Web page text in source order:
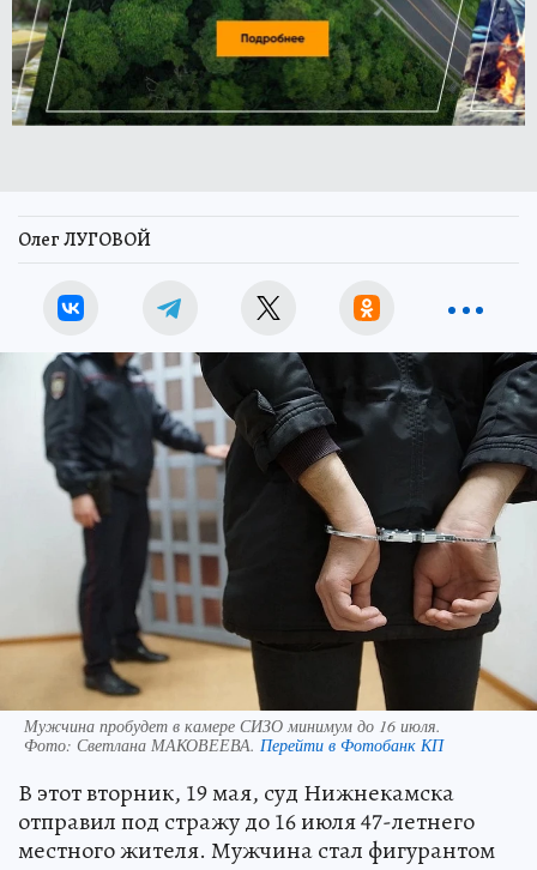
Олег ЛУГОВОЙ
Мужчина пробудет в камере СИЗО минимум до 16 июля.
Фото: Светлана МАКОВЕЕВА. Перейти в Фотобанк КП
В этот вторник, 19 мая, суд Нижнекамска
отправил под стражу до 16 июля 47-летнего
местного жителя. Мужчина стал фигурантом